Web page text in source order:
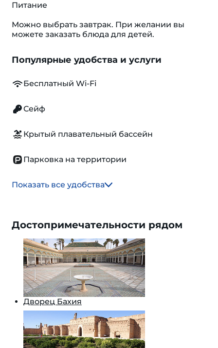
Питание
Можно выбрать завтрак. При желании вы
можете заказать блюда для детей.
Популярные удобства и услуги
Бесплатный Wi-Fi
Сейф
Крытый плавательный бассейн
Парковка на территории
Показать все удобства
Достопримечательности рядом
Дворец Бахия